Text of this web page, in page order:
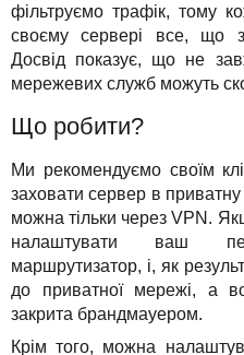
Інтерв'ю
Авторська колонка
Події
Свята
Акції
фільтруємо трафік, тому
своєму сервері все, що
Досвід показує, що не
мережевих служб можуть
Що робити?
Ми рекомендуємо своїм
заховати сервер в
можна тільки через VPN.
налаштувати ваш
маршрутизатор, і, як
до приватної мережі, а
закрита брандмауером.
Крім того, можна